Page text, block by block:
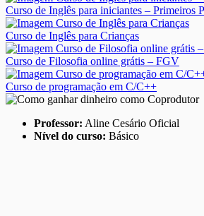
Curso de Inglês para iniciantes – Primeiros
Curso de Inglês para Crianças
Curso de Filosofia online grátis – FGV
Curso de programação em C/C++
Professor: Aline Cesário Oficial
Nível do curso: Básico